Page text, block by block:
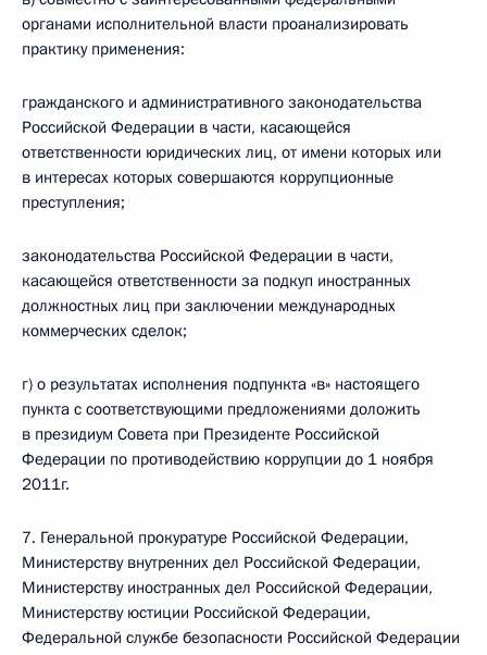
органами исполнительной власти проанализировать
практику применения:
гражданского и административного законодательства
Российской Федерации в части, касающейся
ответственности юридических лиц, от имени которых или
в интересах которых совершаются коррупционные
преступления;
законодательства Российской Федерации в части,
касающейся ответственности за подкуп иностранных
должностных лиц при заключении международных
коммерческих сделок;
г) о результатах исполнения подпункта «в» настоящего
пункта с соответствующими предложениями доложить
в президиум Совета при Президенте Российской
Федерации по противодействию коррупции до 1 ноября
2011г.
7. Генеральной прокуратуре Российской Федерации,
Министерству внутренних дел Российской Федерации,
Министерству иностранных дел Российской Федерации,
Министерству юстиции Российской Федерации,
Федеральной службе безопасности Российской Федерации